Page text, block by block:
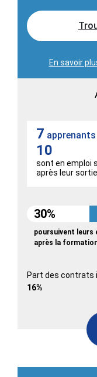
En savoir
7
10
sont en emploi
après leur
30%
poursuivent leurs
après la
Part des contrats
16%